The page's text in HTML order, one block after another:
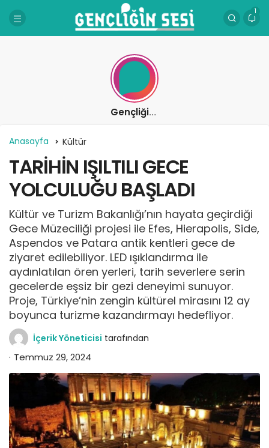
1
Gençliğin Sesi
Anasayfa Kültür
TARİHİN IŞILTILI GECE
YOLCULUĞU BAŞLADI
Kültür ve Turizm Bakanlığı’nın hayata geçirdiği
Gece Müzeciliği projesi ile Efes, Hierapolis, Side,
Aspendos ve Patara antik kentleri gece de
ziyaret edilebiliyor. LED ışıklandırma ile
aydınlatılan ören yerleri, tarih severlere serin
gecelerde eşsiz bir gezi deneyimi sunuyor.
Proje, Türkiye’nin zengin kültürel mirasını 12 ay
boyunca turizme kazandırmayı hedefliyor.
İçerik Yöneticisi tarafından
Temmuz 29, 2024